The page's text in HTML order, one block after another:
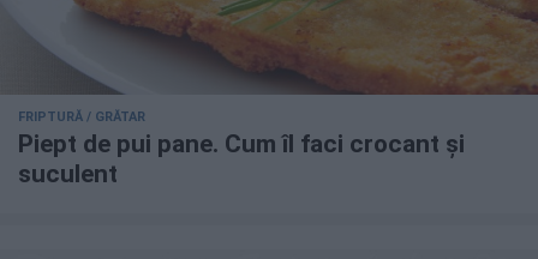
FRIPTURĂ / GRĂTAR
Piept de pui pane. Cum îl faci crocant și
suculent